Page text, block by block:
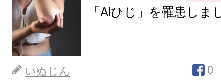
「AIひじ」を罹患しま
いぬじん 0